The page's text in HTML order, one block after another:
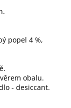
popel 4 %,
obalu.
- desiccant.